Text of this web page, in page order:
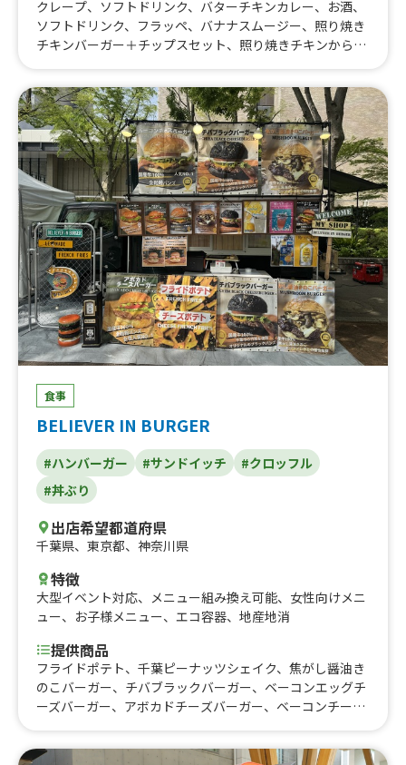
クレープ、ソフトドリンク、バターチキンカレー、お酒、
ソフトドリンク、フラッペ、バナナスムージー、照り焼き
チキンバーガー＋チップスセット、照り焼きチキンからあ
きチキンの焼き鳥丼
食事
BELIEVER IN BURGER
#ハンバーガー #サンドイッチ
#クロッフル
#丼ぶり
出店希望都道府県
千葉県、 東京都、 神奈川県
特徴
大型イベント対応、 メニュー組み換え可能、 女性向けメニ
ュー、 お子様メニュー、 エコ容器、 地産地消
提供商品
フライドポテト、千葉ピーナッツシェイク、焦がし醤油き
のこバーガー、チバブラックバーガー、ベーコンエッグチ
ーズバーガー、アボカドチーズバーガー、ベーコンチーズ